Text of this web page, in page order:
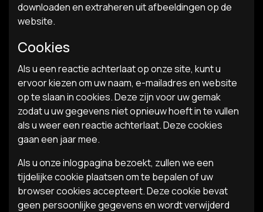
downloaden en extraheren uit afbeeldingen op de
website.
Cookies
Als u een reactie achterlaat op onze site, kunt u
ervoor kiezen om uw naam, e-mailadres en website
op te slaan in cookies. Deze zijn voor uw gemak
zodat u uw gegevens niet opnieuw hoeft in te vullen
als u weer een reactie achterlaat. Deze cookies
gaan een jaar mee.
Als u onze inlogpagina bezoekt, zullen we een
tijdelijke cookie plaatsen om te bepalen of uw
browser cookies accepteert. Deze cookie bevat
geen persoonlijke gegevens en wordt verwijderd